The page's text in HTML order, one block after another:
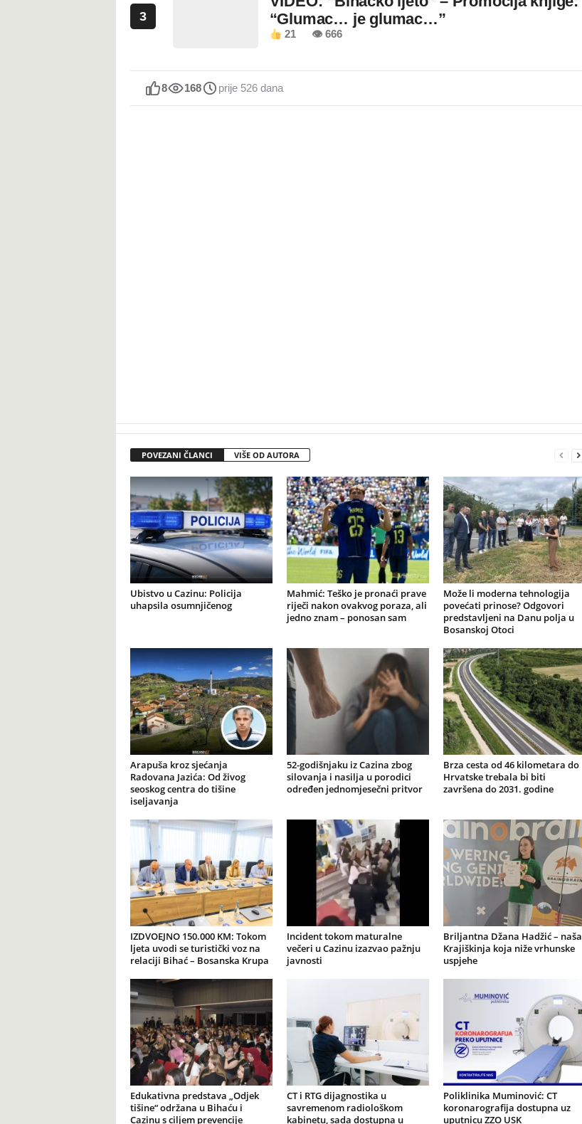
3
“Glumac… je glumac…”
21 👁 666
8 168 prije 526 dana
POVEZANI ČLANCI VIŠE OD AUTORA
Ubistvo u Cazinu: Policija
uhapsila osumnjičenog
Mahmić: Teško je pronaći prave
riječi nakon ovakvog poraza, ali
jedno znam – ponosan sam
Može li moderna tehnologija
povećati prinose? Odgovori
predstavljeni na Danu polja u
Bosanskoj Otoci
Arapuša kroz sjećanja
Radovana Jazića: Od živog
seoskog centra do tišine
iseljavanja
52-godišnjaku iz Cazina zbog
silovanja i nasilja u porodici
određen jednomjesečni pritvor
Brza cesta od 46 kilometara do
Hrvatske trebala bi biti
završena do 2031. godine
IZDVOEJNO 150.000 KM: Tokom
ljeta uvodi se turistički voz na
relaciji Bihać – Bosanska Krupa
Incident tokom maturalne
večeri u Cazinu izazvao pažnju
javnosti
Briljantna Džana Hadžić – naša
Krajiškinja koja niže vrhunske
uspjehe
Edukativna predstava „Odjek
tišine“ održana u Bihaću i
Cazinu s ciljem prevencije
CT i RTG dijagnostika u
savremenom radiološkom
kabinetu, sada dostupna u
Poliklinika Muminović: CT
koronarografija dostupna uz
uputnicu ZZO USK